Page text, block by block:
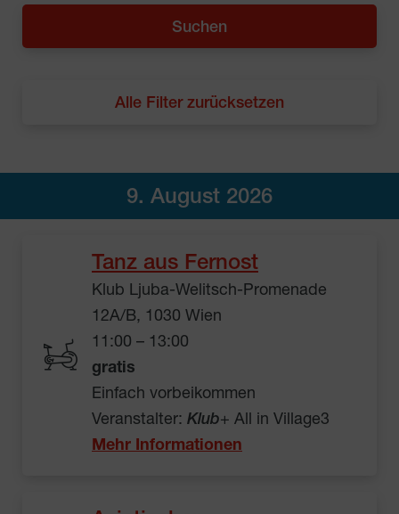
Alle Filter zurücksetzen
9. August 2026
Tanz aus Fernost
Klub Ljuba-Welitsch-Promenade
12A/B, 1030 Wien
11:00 – 13:00
gratis
Einfach vorbeikommen
Veranstalter: Klub+ All in Village3
Mehr Informationen